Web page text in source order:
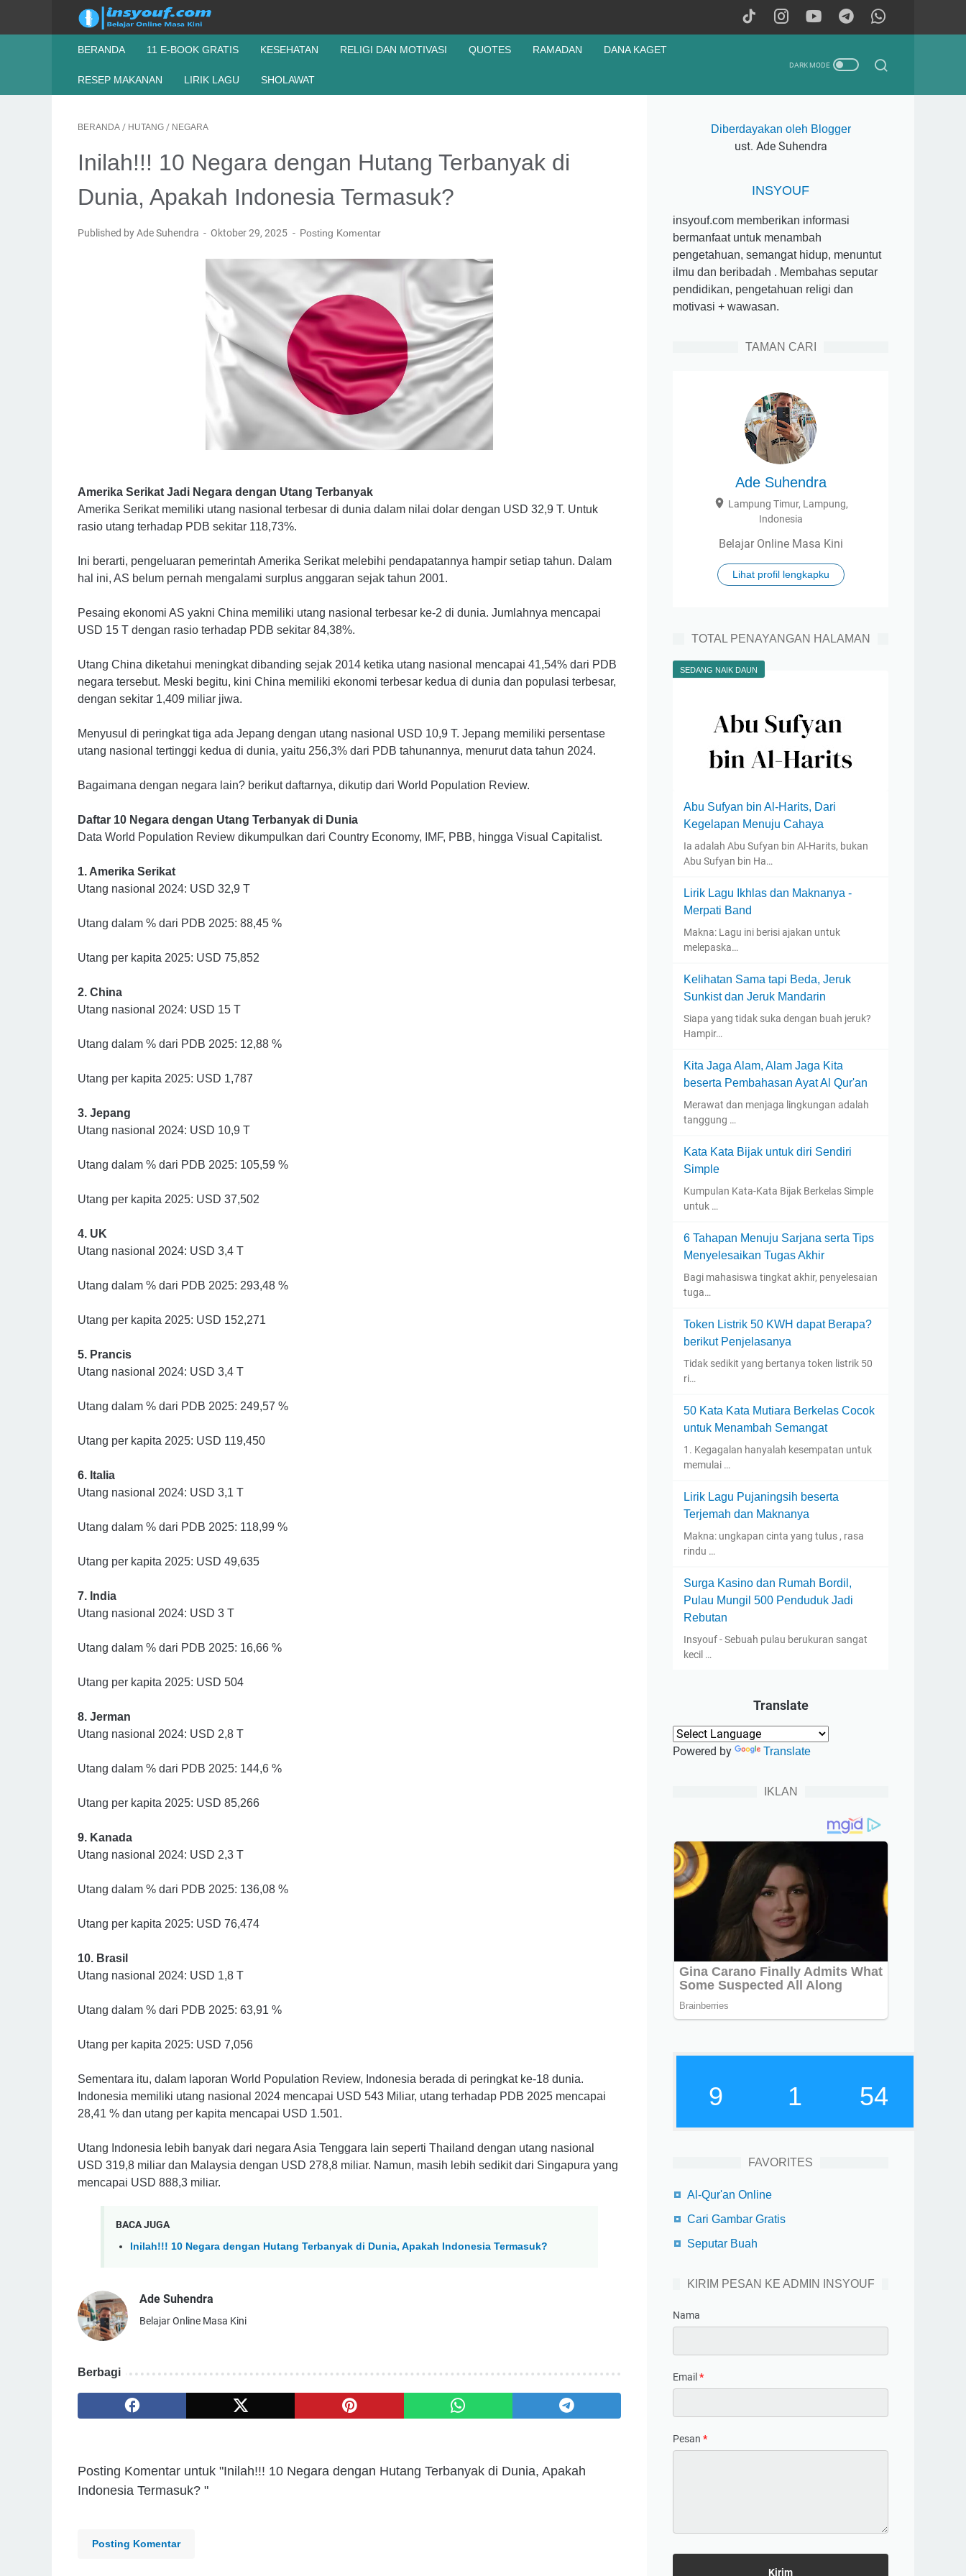
BERANDA 11 E-BOOK GRATIS KESEHATAN RELIGI DAN MOTIVASI QUOTES RAMADAN DANA KAGET
RESEP MAKANAN LIRIK LAGU SHOLAWAT
BERANDA / HUTANG / NEGARA
Inilah!!! 10 Negara dengan Hutang Terbanyak di
Dunia, Apakah Indonesia Termasuk?
Published by Ade Suhendra Oktober 29, 2025 Posting Komentar
Amerika Serikat Jadi Negara dengan Utang Terbanyak
Amerika Serikat memiliki utang nasional terbesar di dunia dalam nilai dolar dengan USD 32,9 T. Untuk
rasio utang terhadap PDB sekitar 118,73%.
Ini berarti, pengeluaran pemerintah Amerika Serikat melebihi pendapatannya hampir setiap tahun. Dalam
hal ini, AS belum pernah mengalami surplus anggaran sejak tahun 2001.
Pesaing ekonomi AS yakni China memiliki utang nasional terbesar ke-2 di dunia. Jumlahnya mencapai
USD 15 T dengan rasio terhadap PDB sekitar 84,38%.
Utang China diketahui meningkat dibanding sejak 2014 ketika utang nasional mencapai 41,54% dari PDB
negara tersebut. Meski begitu, kini China memiliki ekonomi terbesar kedua di dunia dan populasi terbesar,
dengan sekitar 1,409 miliar jiwa.
Menyusul di peringkat tiga ada Jepang dengan utang nasional USD 10,9 T. Jepang memiliki persentase
utang nasional tertinggi kedua di dunia, yaitu 256,3% dari PDB tahunannya, menurut data tahun 2024.
Bagaimana dengan negara lain? berikut daftarnya, dikutip dari World Population Review.
Daftar 10 Negara dengan Utang Terbanyak di Dunia
Data World Population Review dikumpulkan dari Country Economy, IMF, PBB, hingga Visual Capitalist.
1. Amerika Serikat
Utang nasional 2024: USD 32,9 T
Utang dalam % dari PDB 2025: 88,45 %
Utang per kapita 2025: USD 75,852
2. China
Utang nasional 2024: USD 15 T
Utang dalam % dari PDB 2025: 12,88 %
Utang per kapita 2025: USD 1,787
3. Jepang
Utang nasional 2024: USD 10,9 T
Utang dalam % dari PDB 2025: 105,59 %
Utang per kapita 2025: USD 37,502
4. UK
Utang nasional 2024: USD 3,4 T
Utang dalam % dari PDB 2025: 293,48 %
Utang per kapita 2025: USD 152,271
5. Prancis
Utang nasional 2024: USD 3,4 T
Utang dalam % dari PDB 2025: 249,57 %
Utang per kapita 2025: USD 119,450
6. Italia
Utang nasional 2024: USD 3,1 T
Utang dalam % dari PDB 2025: 118,99 %
Utang per kapita 2025: USD 49,635
7. India
Utang nasional 2024: USD 3 T
Utang dalam % dari PDB 2025: 16,66 %
Utang per kapita 2025: USD 504
8. Jerman
Utang nasional 2024: USD 2,8 T
Utang dalam % dari PDB 2025: 144,6 %
Utang per kapita 2025: USD 85,266
9. Kanada
Utang nasional 2024: USD 2,3 T
Utang dalam % dari PDB 2025: 136,08 %
Utang per kapita 2025: USD 76,474
10. Brasil
Utang nasional 2024: USD 1,8 T
Utang dalam % dari PDB 2025: 63,91 %
Utang per kapita 2025: USD 7,056
Sementara itu, dalam laporan World Population Review, Indonesia berada di peringkat ke-18 dunia.
Indonesia memiliki utang nasional 2024 mencapai USD 543 Miliar, utang terhadap PDB 2025 mencapai
28,41 % dan utang per kapita mencapai USD 1.501.
Utang Indonesia lebih banyak dari negara Asia Tenggara lain seperti Thailand dengan utang nasional
USD 319,8 miliar dan Malaysia dengan USD 278,8 miliar. Namun, masih lebih sedikit dari Singapura yang
mencapai USD 888,3 miliar.
BACA JUGA
Inilah!!! 10 Negara dengan Hutang Terbanyak di Dunia, Apakah Indonesia Termasuk?
Ade Suhendra
Belajar Online Masa Kini
Berbagi
Posting Komentar untuk "Inilah!!! 10 Negara dengan Hutang Terbanyak di Dunia, Apakah
Indonesia Termasuk? "
Posting Komentar
Diberdayakan oleh Blogger
ust. Ade Suhendra
INSYOUF
insyouf.com memberikan informasi
bermanfaat untuk menambah
pengetahuan, semangat hidup, menuntut
ilmu dan beribadah . Membahas seputar
pendidikan, pengetahuan religi dan
motivasi + wawasan.
TAMAN CARI
Ade Suhendra
Lampung Timur, Lampung,
Indonesia
Belajar Online Masa Kini
Lihat profil lengkapku
TOTAL PENAYANGAN HALAMAN
SEDANG NAIK DAUN
Abu Sufyan bin Al-Harits, Dari
Kegelapan Menuju Cahaya
Ia adalah Abu Sufyan bin Al-Harits, bukan
Abu Sufyan bin Ha…
Lirik Lagu Ikhlas dan Maknanya -
Merpati Band
Makna: Lagu ini berisi ajakan untuk
melepaska…
Kelihatan Sama tapi Beda, Jeruk
Sunkist dan Jeruk Mandarin
Siapa yang tidak suka dengan buah jeruk?
Hampir…
Kita Jaga Alam, Alam Jaga Kita
beserta Pembahasan Ayat Al Qur'an
Merawat dan menjaga lingkungan adalah
tanggung …
Kata Kata Bijak untuk diri Sendiri
Simple
Kumpulan Kata-Kata Bijak Berkelas Simple
untuk …
6 Tahapan Menuju Sarjana serta Tips
Menyelesaikan Tugas Akhir
Bagi mahasiswa tingkat akhir, penyelesaian
tuga…
Token Listrik 50 KWH dapat Berapa?
berikut Penjelasanya
Tidak sedikit yang bertanya token listrik 50
ri…
50 Kata Kata Mutiara Berkelas Cocok
untuk Menambah Semangat
1. Kegagalan hanyalah kesempatan untuk
memulai …
Lirik Lagu Pujaningsih beserta
Terjemah dan Maknanya
Makna: ungkapan cinta yang tulus , rasa
rindu …
Surga Kasino dan Rumah Bordil,
Pulau Mungil 500 Penduduk Jadi
Rebutan
Insyouf - Sebuah pulau berukuran sangat
kecil …
Translate
Powered by Translate
IKLAN
9 1 55
FAVORITES
Al-Qur'an Online
Cari Gambar Gratis
Seputar Buah
KIRIM PESAN KE ADMIN INSYOUF
Nama
Email *
Pesan *